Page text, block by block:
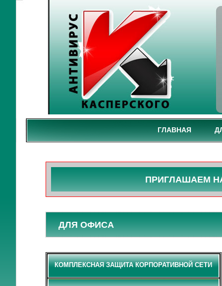
ГЛАВНАЯ
ПРИГЛАШАЕМ
ДЛЯ ОФИСА
КОМПЛЕКСНАЯ ЗАЩИТА КОРПОРАТИВНОЙ СЕТИ